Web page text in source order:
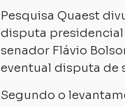
Pesquisa Quaest
disputa presidencial
senador Flávio
eventual disputa de
Segundo o